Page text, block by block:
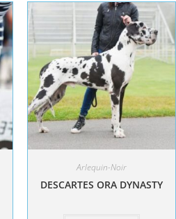
Arlequin-Noir
DESCARTES ORA DYNASTY